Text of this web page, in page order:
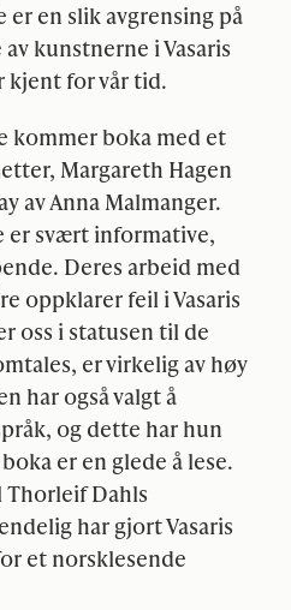
en slik avgrensing på
kunstnerne i Vasaris
kjent for vår tid.
kommer boka med et
Margareth Hagen
av Anna Malmanger.
er svært informative,
Deres arbeid med
oppklarer feil i Vasaris
oss i statusen til de
er virkelig av høy
har også valgt å
og dette har hun
er en glede å lese.
Dahls
har gjort Vasaris
et norsklesende